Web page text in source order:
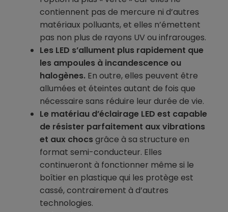
contiennent pas de mercure ni d’autres
matériaux polluants, et elles n’émettent
pas non plus de rayons UV ou infrarouges.
Les LED s’allument plus rapidement que
les ampoules à incandescence ou
halogènes. En outre, elles peuvent être
allumées et éteintes autant de fois que
nécessaire sans réduire leur durée de vie.
Le matériau d’éclairage LED est capable
de résister parfaitement aux vibrations
et aux chocsgrâce à sa structure en
format semi-conducteur. Elles
continueront à fonctionner même si le
boîtier en plastique qui les protège est
cassé, contrairement à d’autres
technologies.